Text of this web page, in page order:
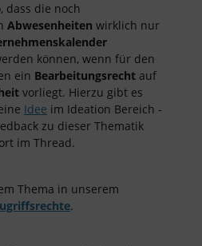
dass die noch
Abwesenheiten wirklich nur
können, wenn für den
ein Bearbeitungsrecht auf
vorliegt. Hierzu gibt es
Idee im Ideation Bereich -
zu dieser Thematik
im Thread.
Thema in unserem
.